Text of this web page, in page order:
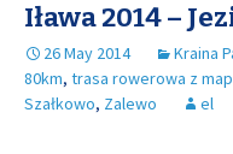
Iława 2014 –
26 May 2014 Kraina
80km, trasa rowerowa z
Szałkowo, Zalewo el